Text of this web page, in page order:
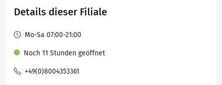
Details dieser Filiale
Mo-Sa 07:00-21:00
Noch 11 Stunden geöffnet
+49(0)8004353361